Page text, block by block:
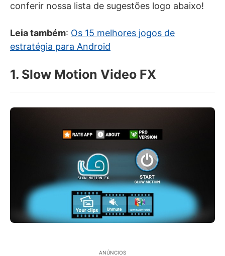
conferir nossa lista de sugestões logo abaixo!
Leia também: Os 15 melhores jogos de
estratégia para Android
1. Slow Motion Video FX
ANÚNCIOS